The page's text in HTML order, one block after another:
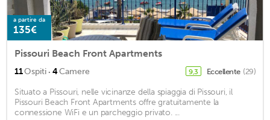
a partire da
135€
Pissouri Beach Front Apartments
11Ospiti · 4Camere 9,3 Eccellente (29)
Situato a Pissouri, nelle vicinanze della spiaggia di Pissouri, il
Pissouri Beach Front Apartments offre gratuitamente la
connessione WiFi e un parcheggio privato. ...